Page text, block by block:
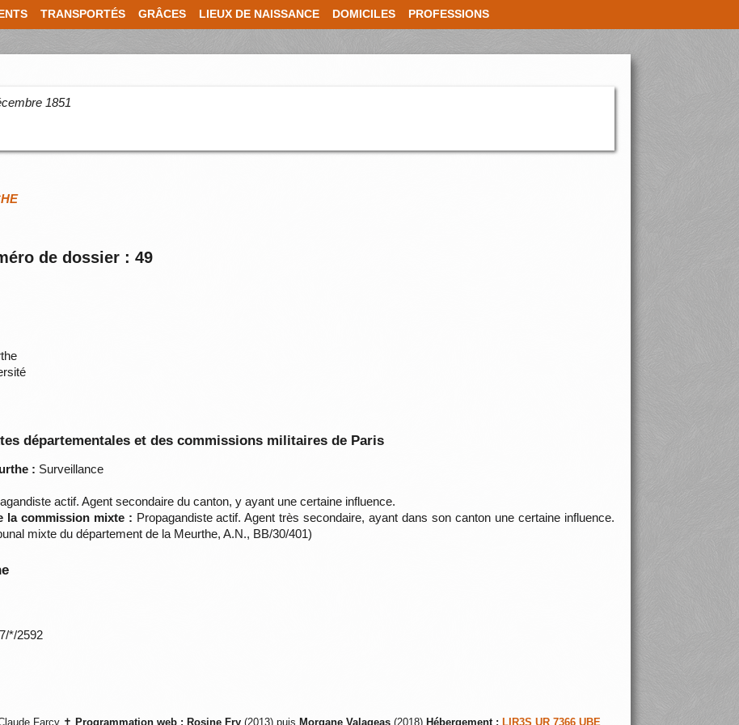
TRANSPORTÉS GRÂCES LIEUX DE NAISSANCE DOMICILES PROFESSIONS
1851
de dossier : 49
départementales et des commissions militaires de Paris
: Surveillance
actif. Agent secondaire du canton, y ayant une certaine influence.
la commission mixte : Propagandiste actif. Agent très secondaire, ayant dans son canton une certaine influence.
mixte du département de la Meurthe, A.N., BB/30/401)
*/2592
Farcy ✝ Programmation web : Rosine Fry (2013) puis Morgane Valageas (2018) Hébergement : LIR3S UR 7366 UBE